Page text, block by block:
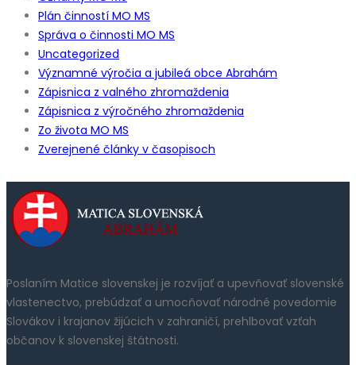
Plán činností MO MS
Správa o činnosti MO MS
Uncategorized
Významné výročia a jubileá obce Abrahám
Zápisnica z valného zhromaždenia
Zápisnica z výročného zhromaždenia
Zo života MO MS
Zverejnené články v časopisoch
Poslaním Matice slovenskej je rozvíjať a upevňovať slovenské
vlastenectvo, prebúdzať a umocňovať národné povedomie
Slovákov i krajanov žijúcich v zahraničí, prehlbovať vzťah
občanov k slovenskej štátnosti.